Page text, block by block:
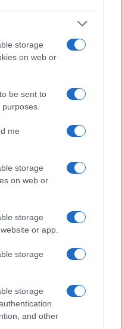
storage
on web or
be sent to
me
storage
on web or
storage
or app.
storage
storage
and other
PAGINA
SUCCESSIVA
Leggi i commenti
all'archivio delle vignette
con